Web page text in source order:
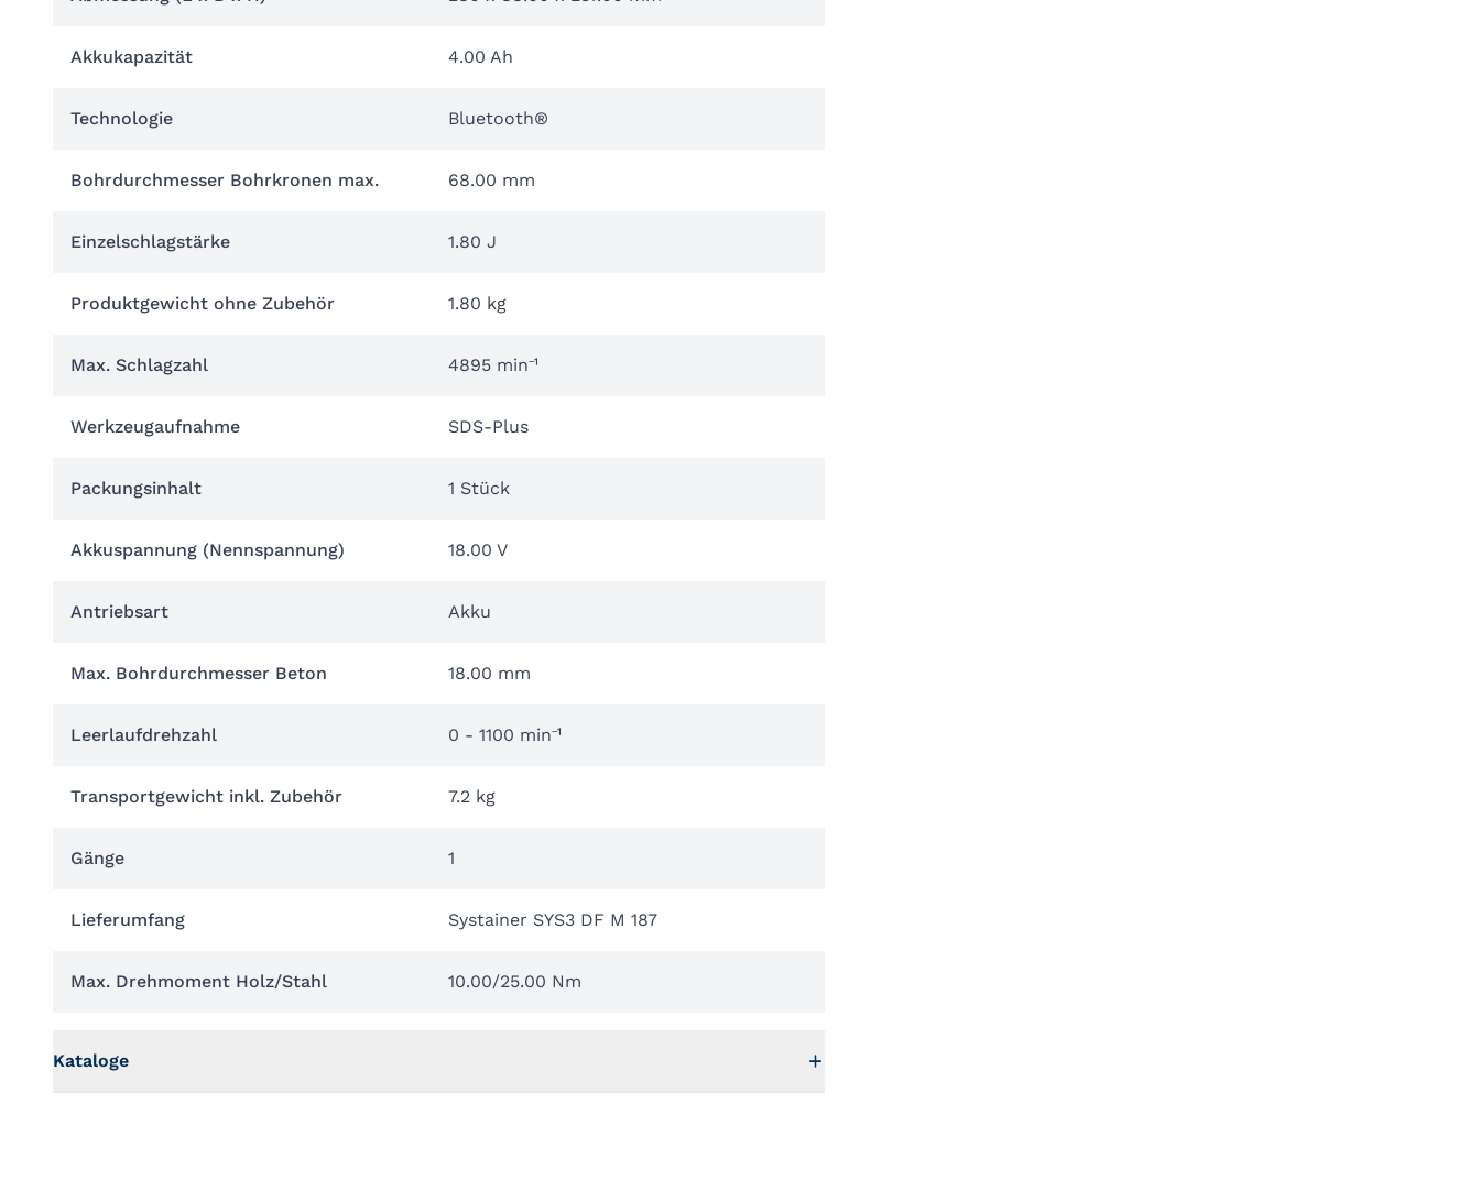
Akkukapazität 4.00 Ah
Technologie Bluetooth®
Bohrdurchmesser Bohrkronen max. 68.00 mm
Einzelschlagstärke 1.80 J
Produktgewicht ohne Zubehör 1.80 kg
Max. Schlagzahl 4895 min⁻¹
Werkzeugaufnahme SDS-Plus
Packungsinhalt 1 Stück
Akkuspannung (Nennspannung) 18.00 V
Antriebsart Akku
Max. Bohrdurchmesser Beton 18.00 mm
Leerlaufdrehzahl 0 - 1100 min⁻¹
Transportgewicht inkl. Zubehör 7.2 kg
Gänge 1
Lieferumfang Systainer SYS3 DF M 187
Max. Drehmoment Holz/Stahl 10.00/25.00 Nm
Kataloge